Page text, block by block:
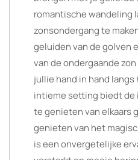
romantische wandeling
zonsondergang te
geluiden van de golven
van de ondergaande
jullie hand in hand
intieme setting biedt de
te genieten van elkaars
genieten van het
is een onvergetelijke